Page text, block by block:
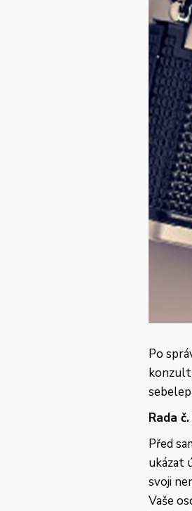
Po
Rada
Před
ukázat
svoji
Vaše